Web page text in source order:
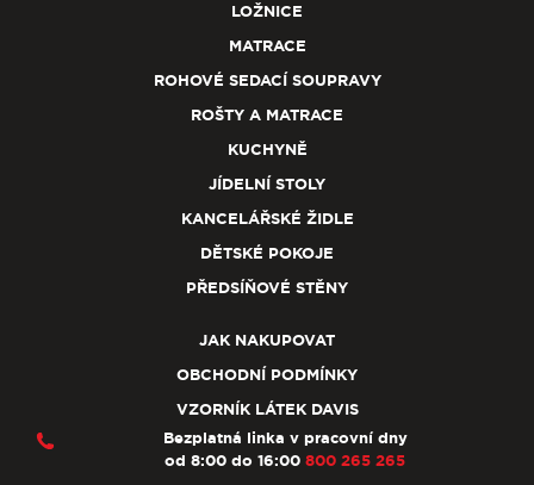
LOŽNICE
MATRACE
ROHOVÉ SEDACÍ SOUPRAVY
ROŠTY A MATRACE
KUCHYNĚ
JÍDELNÍ STOLY
KANCELÁŘSKÉ ŽIDLE
DĚTSKÉ POKOJE
PŘEDSÍŇOVÉ STĚNY
JAK NAKUPOVAT
OBCHODNÍ PODMÍNKY
VZORNÍK LÁTEK DAVIS
Bezplatná linka v pracovní dny
od 8:00 do 16:00 800 265 265